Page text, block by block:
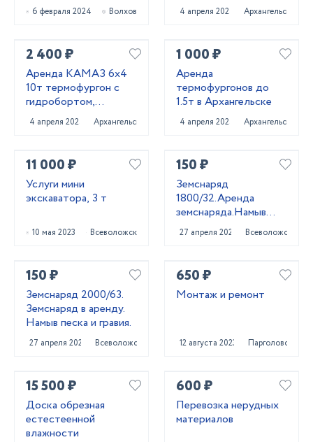
6 февраля 2024 Волхов 4 апреля 2025 Архангельск
2 400 ₽
Аренда КАМАЗ 6х4
10т термофургон с
гидробортом,
Архангельск
4 апреля 2025 Архангельск
1 000 ₽
Аренда
термофургонов до
1.5т в Архангельске
4 апреля 2025 Архангельск
11 000 ₽
Услуги мини
экскаватора, 3 т
10 мая 2023 Всеволожск
150 ₽
Земснаряд
1800/32.Аренда
земснаряда.Намыв
песка.
27 апреля 2023 Всеволожск
150 ₽
Земснаряд 2000/63.
Земснаряд в аренду.
Намыв песка и гравия.
27 апреля 2023 Всеволожск
650 ₽
Монтаж и ремонт
12 августа 2023 Парголово
15 500 ₽
Доска обрезная
естестеенной
влажности
600 ₽
Перевозка нерудных
материалов